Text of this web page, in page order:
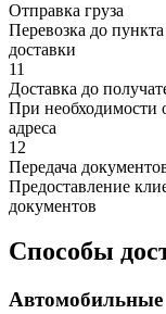
Отправка груза
Перевозка до
доставки
11
Доставка до
При необходимости
адреса
12
Передача
Предоставление
документов
Способы
Автомобильные